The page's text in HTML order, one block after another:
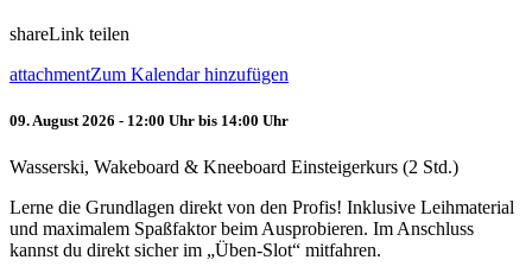
shareLink teilen
attachmentZum Kalendar hinzufügen
09. August 2026 - 12:00 Uhr bis 14:00 Uhr
Wasserski, Wakeboard & Kneeboard Einsteigerkurs (2 Std.)
Lerne die Grundlagen direkt von den Profis! Inklusive Leihmaterial
und maximalem Spaßfaktor beim Ausprobieren. Im Anschluss
kannst du direkt sicher im „Üben-Slot“ mitfahren.